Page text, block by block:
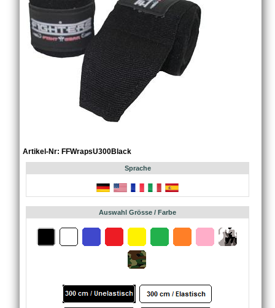
Artikel-Nr: FFWrapsU300Black
Sprache
Auswahl Grösse / Farbe